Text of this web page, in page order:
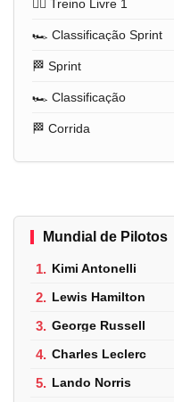
🏋️‍♂️ Treino Livre 1
🏎️ Classificação Sprint
🏁 Sprint
🏎️ Classificação
🏁 Corrida
Mundial de Pilotos
1. Kimi Antonelli
2. Lewis Hamilton
3. George Russell
4. Charles Leclerc
5. Lando Norris